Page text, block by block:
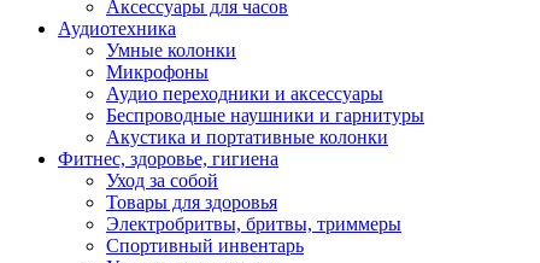
Аксессуары для часов
Аудиотехника
Умные колонки
Микрофоны
Аудио переходники и аксессуары
Беспроводные наушники и гарнитуры
Акустика и портативные колонки
Фитнес, здоровье, гигиена
Уход за собой
Товары для здоровья
Электробритвы, бритвы, триммеры
Спортивный инвентарь